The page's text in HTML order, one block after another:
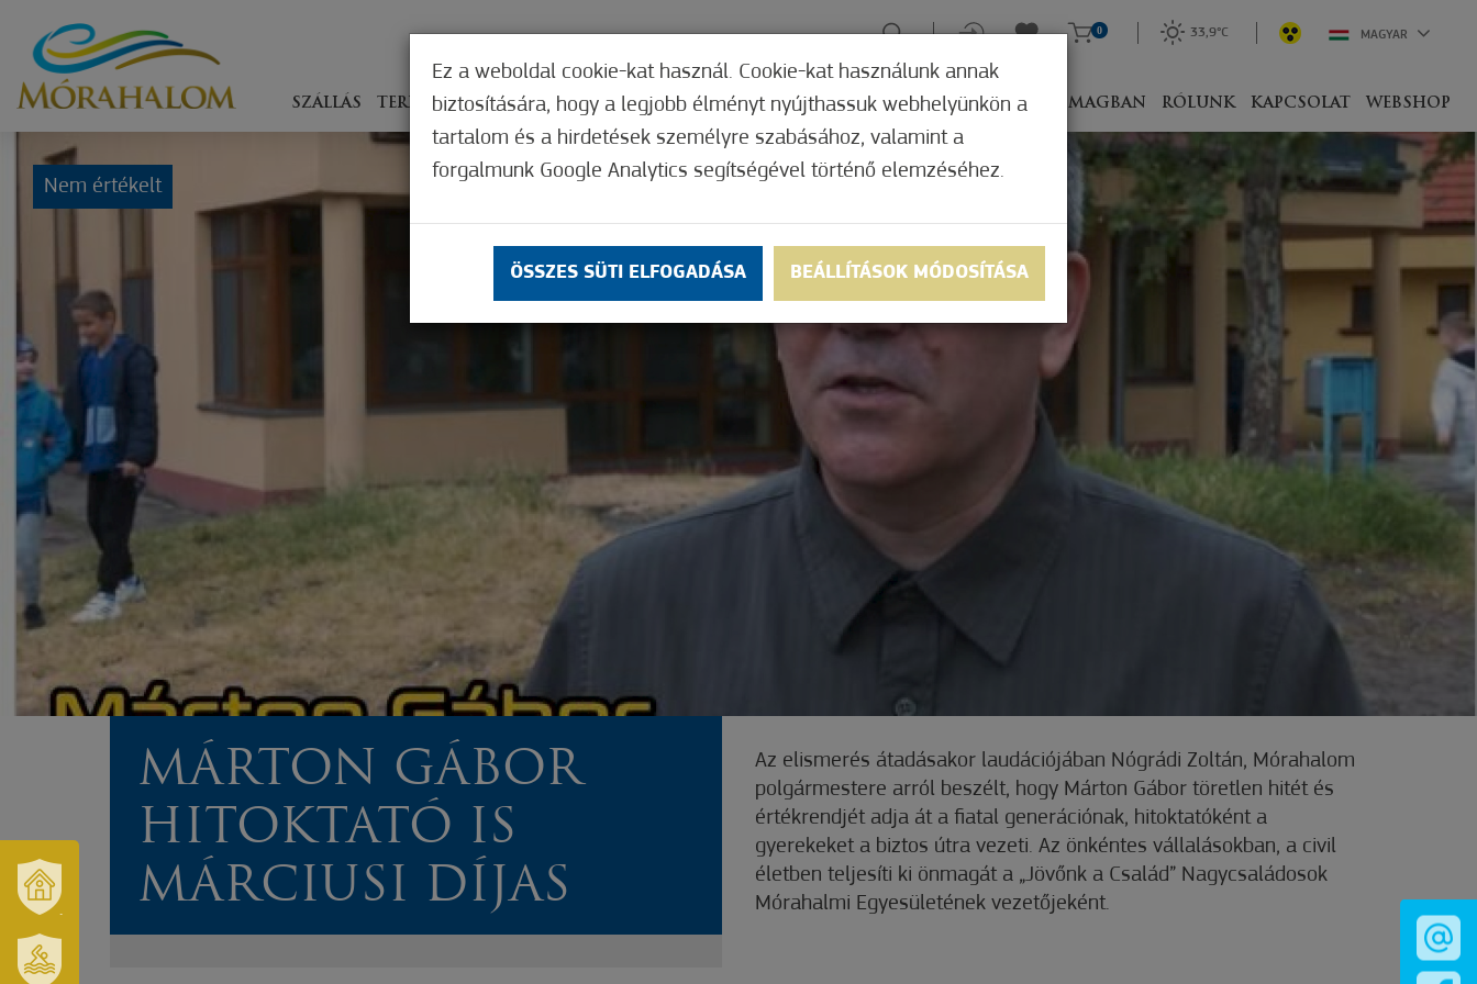
ÉS
TÉRSÉGÜNK
SZÁLLÁS TERÍTÉKEN ÉLMÉNYSZERZÉS ZÖLD FÓKUSZ GYÓGYHELY MERRE, MIVEL CSOMAGBAN RÓLUNK KAPCSOLAT WEBSHOP
0 33,9°C MAGYAR
Nem értékelt
MÁRTON GÁBOR
HITOKTATÓ IS
MÁRCIUSI DÍJAS
Az elismerés átadásakor laudációjában Nógrádi Zoltán, Mórahalom
polgármestere arról beszélt, hogy Márton Gábor töretlen hitét és
értékrendjét adja át a fiatal generációnak, hitoktatóként a
gyerekeket a biztos útra vezeti. Az önkéntes vállalásokban, a civil
életben teljesíti ki önmagát a „Jövőnk a Család” Nagycsaládosok
Mórahalmi Egyesületének vezetőjeként.
Ez a weboldal cookie-kat használ. Cookie-kat használunk annak
biztosítására, hogy a legjobb élményt nyújthassuk webhelyünkön a
tartalom és a hirdetések személyre szabásához, valamint a
forgalmunk Google Analytics segítségével történő elemzéséhez.
ÖSSZES SÜTI ELFOGADÁSA BEÁLLÍTÁSOK MÓDOSÍTÁSA